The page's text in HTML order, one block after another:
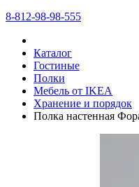
8-812-98-98-555
Каталог
Гостиные
Полки
Мебель от IKEA
Хранение и порядок
Полка настенная